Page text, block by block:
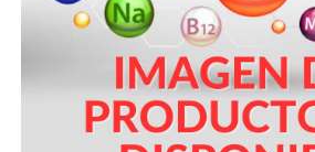
Vitaminas Por Letras
Suplementos Herbales